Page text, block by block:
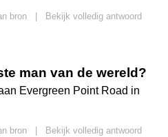
bron
Bekijk volledig antwoord
man van de wereld?
Evergreen Point Road in
bron
Bekijk volledig antwoord